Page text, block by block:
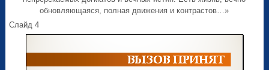
обновляющаяся, полная движения и контрастов…»
Слайд 4